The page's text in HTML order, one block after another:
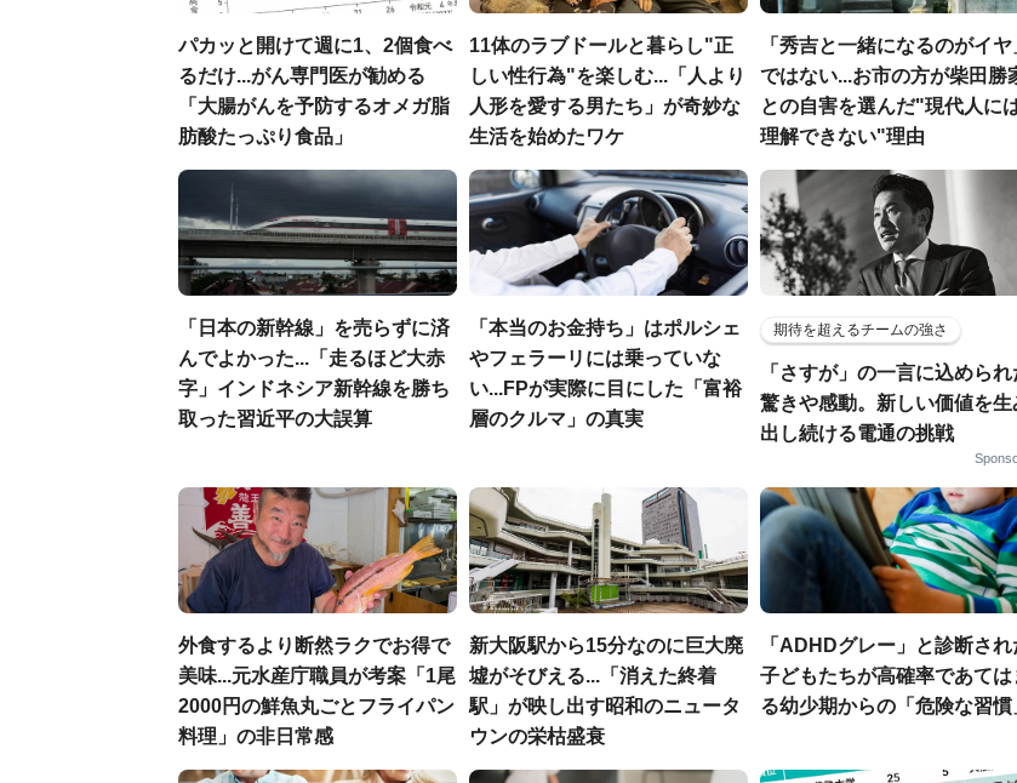
パカッと開けて週に1、2個食べ
るだけ...がん専門医が勧める
「大腸がんを予防するオメガ脂
肪酸たっぷり食品」
11体のラブドールと暮らし"正
しい性行為"を楽しむ...「人より
人形を愛する男たち」が奇妙な
生活を始めたワケ
「秀吉と一緒になるのがイヤ
ではない...お市の方が柴田勝
との自害を選んだ"現代人に
理解できない"理由
「日本の新幹線」を売らずに済
んでよかった...「走るほど大赤
字」インドネシア新幹線を勝ち
取った習近平の大誤算
「本当のお金持ち」はポルシェ
やフェラーリには乗っていな
い...FPが実際に目にした「富裕
層のクルマ」の真実
期待を超えるチームの強さ
「さすが」の一言に込められ
驚きや感動。新しい価値を生
出し続ける電通の挑戦
外食するより断然ラクでお得で
美味...元水産庁職員が考案「1尾
2000円の鮮魚丸ごとフライパン
料理」の非日常感
新大阪駅から15分なのに巨大廃
墟がそびえる...「消えた終着
駅」が映し出す昭和のニュータ
ウンの栄枯盛衰
「ADHDグレー」と診断され
子どもたちが高確率であては
る幼少期からの「危険な習慣